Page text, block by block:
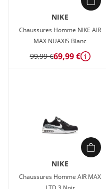
NIKE
Chaussures Homme NIKE AIR
MAX NUAXIS Blanc
99,99 €69,99 € Détails
NIKE
Chaussures Homme AIR MAX